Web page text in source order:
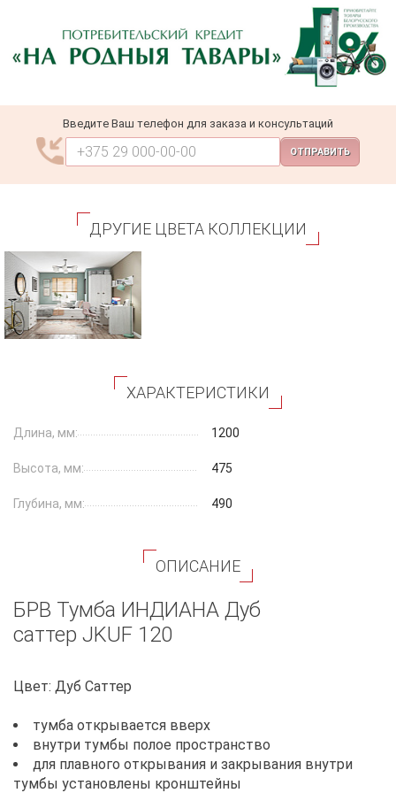
Введите Ваш телефон для заказа и консультаций
ОТПРАВИТЬ
ДРУГИЕ ЦВЕТА КОЛЛЕКЦИИ
ХАРАКТЕРИСТИКИ
Длина, мм: 1200
Высота, мм: 475
Глубина, мм: 490
ОПИСАНИЕ
БРВ Тумба ИНДИАНА Дуб
саттер JKUF 120
Цвет: Дуб Саттер
тумба открывается вверх
внутри тумбы полое пространство
для плавного открывания и закрывания внутри
тумбы установлены кронштейны